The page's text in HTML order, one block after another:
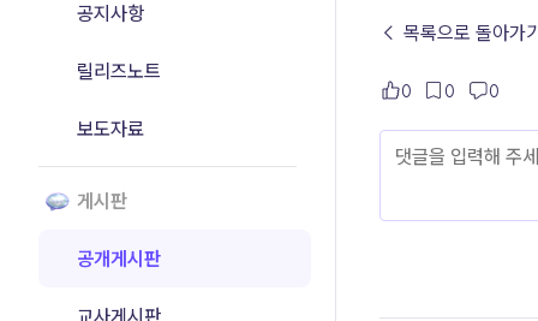
공지사항
릴리즈노트
보도자료
게시판
공개게시판
교사게시판
← 목록으로 돌아가
0 0 0